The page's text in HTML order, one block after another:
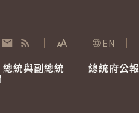
展開字級選單
EN
總統與副總統 總統府公報